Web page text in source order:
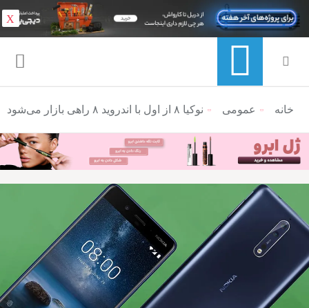
منوی ناوبری خرده نان
خانه عمومی نوکیا ۸ از اول با اندروید ۸ راهی بازار می‌شود
X